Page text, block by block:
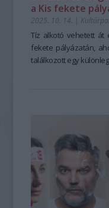
a Kis fekete
2025. 10. 14. |
Tíz alkotó vehetett át
fekete pályázatán,
találkozott egy